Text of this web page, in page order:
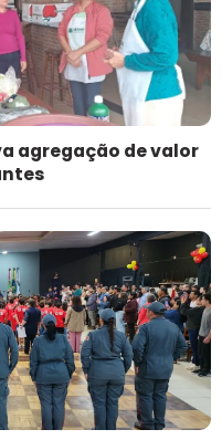
agregação de valor